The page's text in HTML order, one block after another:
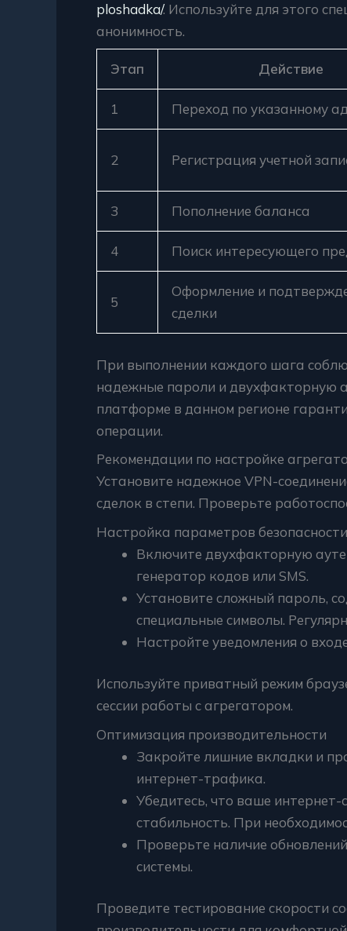
ploshadka/. Используйте для этого
анонимность.
Этап Действие
1 Переход по указанному
2 Регистрация учетной
3 Пополнение баланса
4 Поиск интересующего
5
Оформление и
сделки
При выполнении каждого шага
надежные пароли и двухфакторную
платформе в данном регионе
операции.
Рекомендации по настройке
Установите надежное VPN-
сделок в степи. Проверьте
Настройка параметров безопасности
Включите двухфакторную
генератор кодов или SMS.
Установите сложный пароль,
специальные символы.
Настройте уведомления о
Используйте приватный режим
сессии работы с агрегатором.
Оптимизация производительности
Закройте лишние вкладки и
интернет-трафика.
Убедитесь, что ваше
стабильность. При
Проверьте наличие
системы.
Проведите тестирование скорости